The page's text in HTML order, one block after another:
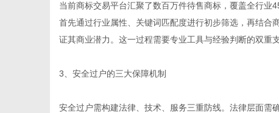
当前商标交易平台汇聚了数百万件待售商标，覆盖全行
首先通过行业属性、关键词匹配度进行初步筛选，再结合
证其商业潜力。这一过程需要专业工具与经验判断的双重支
3、安全过户的三大保障机制
安全过户需构建法律、技术、服务三重防线。法律层面需